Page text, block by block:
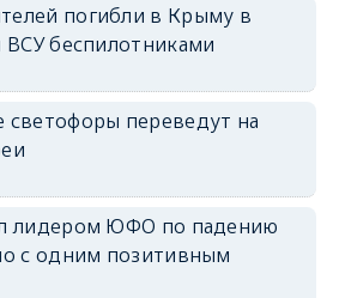
погибли в Крыму в
ВСУ беспилотниками
светофоры переведут на
лидером ЮФО по падению
с одним позитивным